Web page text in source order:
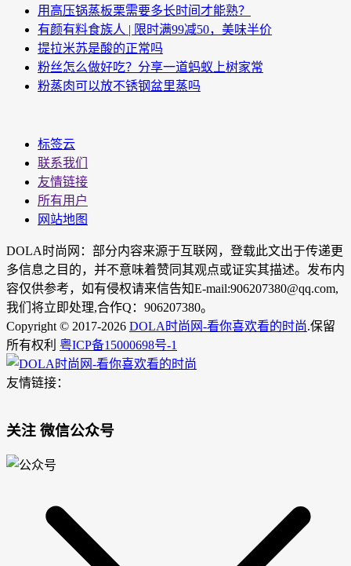
用高压锅蒸板栗需要多长时间才能熟？
有颜有料食族人 | 限时满99减50，美味半价
提拉米苏是酸的正常吗
粉丝怎么做好吃？分享一道蚂蚁上树家常
粉蒸肉可以放不锈钢盆里蒸吗
标签云
联系我们
友情链接
所有用户
网站地图
DOLA时尚网：部分内容来源于互联网，登载此文出于传递更
多信息之目的，并不意味着赞同其观点或证实其描述。发布内
容仅供参考，如有侵权请来信告知E-mail:906207380@qq.com,
我们将立即处理,合作Q：906207380。
Copyright © 2017-2026 DOLA时尚网-看你喜欢看的时尚.保留
所有权利 粤ICP备15000698号-1
友情链接：
关注 微信公众号